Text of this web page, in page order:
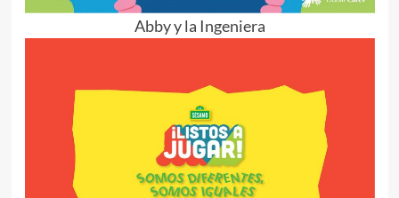
Abby y la Ingeniera